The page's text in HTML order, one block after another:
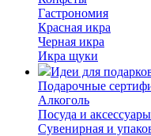
Гастрономия
Красная икра
Черная икра
Икра щуки
Идеи для
Подарочные
Алкоголь
Посуда и
Сувенирная и